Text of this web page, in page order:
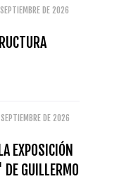
DE 2026
DE 2026
EXPOSICIÓN
GUILLERMO